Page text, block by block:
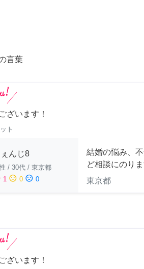
言葉
ざいます！
ト
んじ8
/ 30代 / 東京都
1 sentiment_neutral 0 sentiment_dissatisfied 0
結婚の悩み、
ど相談にのりま
東京都
ざいます！